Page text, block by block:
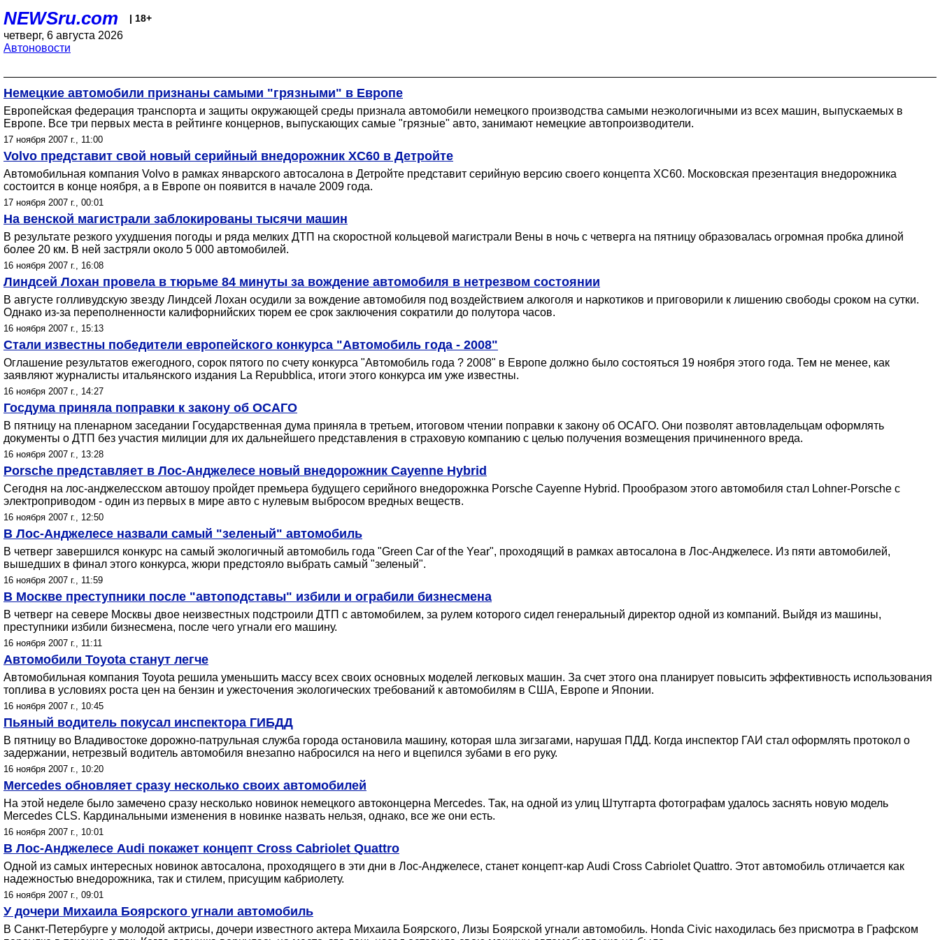
NEWSru.com | 18+
четверг, 6 августа 2026
Автоновости
Немецкие автомобили признаны самыми "грязными" в Европе
Европейская федерация транспорта и защиты окружающей среды признала автомобили немецкого производства самыми неэкологичными из всех машин, выпускаемых в
Европе. Все три первых места в рейтинге концернов, выпускающих самые "грязные" авто, занимают немецкие автопроизводители.
17 ноября 2007 г., 11:00
Volvo представит свой новый серийный внедорожник XC60 в Детройте
Автомобильная компания Volvo в рамках январского автосалона в Детройте представит серийную версию своего концепта XC60. Московская презентация внедорожника
состоится в конце ноября, а в Европе он появится в начале 2009 года.
17 ноября 2007 г., 00:01
На венской магистрали заблокированы тысячи машин
В результате резкого ухудшения погоды и ряда мелких ДТП на скоростной кольцевой магистрали Вены в ночь с четверга на пятницу образовалась огромная пробка длиной
более 20 км. В ней застряли около 5 000 автомобилей.
16 ноября 2007 г., 16:08
Линдсей Лохан провела в тюрьме 84 минуты за вождение автомобиля в нетрезвом состоянии
В августе голливудскую звезду Линдсей Лохан осудили за вождение автомобиля под воздействием алкоголя и наркотиков и приговорили к лишению свободы сроком на сутки.
Однако из-за переполненности калифорнийских тюрем ее срок заключения сократили до полутора часов.
16 ноября 2007 г., 15:13
Стали известны победители европейского конкурса "Автомобиль года - 2008"
Оглашение результатов ежегодного, сорок пятого по счету конкурса "Автомобиль года ? 2008" в Европе должно было состояться 19 ноября этого года. Тем не менее, как
заявляют журналисты итальянского издания La Repubblica, итоги этого конкурса им уже известны.
16 ноября 2007 г., 14:27
Госдума приняла поправки к закону об ОСАГО
В пятницу на пленарном заседании Государственная дума приняла в третьем, итоговом чтении поправки к закону об ОСАГО. Они позволят автовладельцам оформлять
документы о ДТП без участия милиции для их дальнейшего представления в страховую компанию с целью получения возмещения причиненного вреда.
16 ноября 2007 г., 13:28
Porsche представляет в Лос-Анджелесе новый внедорожник Cayenne Hybrid
Сегодня на лос-анджелесском автошоу пройдет премьера будущего серийного внедорожнка Porsche Cayenne Hybrid. Прообразом этого автомобиля стал Lohner-Porsche с
электроприводом - один из первых в мире авто с нулевым выбросом вредных веществ.
16 ноября 2007 г., 12:50
В Лос-Анджелесе назвали самый "зеленый" автомобиль
В четверг завершился конкурс на самый экологичный автомобиль года "Green Car of the Year", проходящий в рамках автоcалона в Лос-Анджелесе. Из пяти автомобилей,
вышедших в финал этого конкурса, жюри предстояло выбрать самый "зеленый".
16 ноября 2007 г., 11:59
В Москве преступники после "автоподставы" избили и ограбили бизнесмена
В четверг на севере Москвы двое неизвестных подстроили ДТП с автомобилем, за рулем которого сидел генеральный директор одной из компаний. Выйдя из машины,
преступники избили бизнесмена, после чего угнали его машину.
16 ноября 2007 г., 11:11
Автомобили Toyota станут легче
Автомобильная компания Toyota решила уменьшить массу всех своих основных моделей легковых машин. За счет этого она планирует повысить эффективность использования
топлива в условиях роста цен на бензин и ужесточения экологических требований к автомобилям в США, Европе и Японии.
16 ноября 2007 г., 10:45
Пьяный водитель покусал инспектора ГИБДД
В пятницу во Владивостоке дорожно-патрульная служба города остановила машину, которая шла зигзагами, нарушая ПДД. Когда инспектор ГАИ стал оформлять протокол о
задержании, нетрезвый водитель автомобиля внезапно набросился на него и вцепился зубами в его руку.
16 ноября 2007 г., 10:20
Mercedes обновляет сразу несколько своих автомобилей
На этой неделе было замечено сразу несколько новинок немецкого автоконцерна Mercedes. Так, на одной из улиц Штутгарта фотографам удалось заснять новую модель
Mercedes CLS. Кардинальными изменения в новинке назвать нельзя, однако, все же они есть.
16 ноября 2007 г., 10:01
В Лос-Анджелесе Audi покажет концепт Cross Cabriolet Quattro
Одной из самых интересных новинок автосалона, проходящего в эти дни в Лос-Анджелесе, станет концепт-кар Audi Cross Cabriolet Quattro. Этот автомобиль отличается как
надежностью внедорожника, так и стилем, присущим кабриолету.
16 ноября 2007 г., 09:01
У дочери Михаила Боярского угнали автомобиль
В Санкт-Петербурге у молодой актрисы, дочери известного актера Михаила Боярского, Лизы Боярской угнали автомобиль. Honda Civic находилась без присмотра в Графском